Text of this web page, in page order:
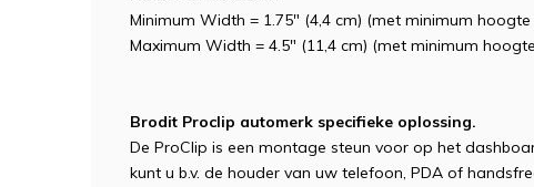
Minimum Width = 1.75" (4,4 cm) (met minimum hoogte
Maximum Width = 4.5" (11,4 cm) (met minimum
Brodit Proclip automerk specifieke oplossing.
De ProClip is een montage steun voor op het
kunt u b.v. de houder van uw telefoon, PDA of